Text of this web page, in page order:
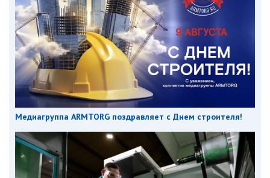
Медиагруппа ARMTORG поздравляет с Днем строителя!